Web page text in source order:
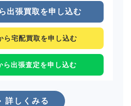
出張買取を申し込む
ら宅配買取を申し込む
ら出張査定を申し込む
詳しくみる